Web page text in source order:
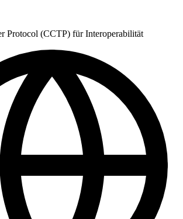
Protocol (CCTP) für Interoperabilität